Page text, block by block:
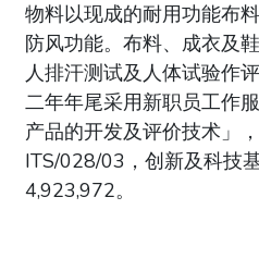
物料以现成的耐用功能布
防风功能。布料、成衣及
人排汗测试及人体试验作
二年年尾采用新职员工作
产品的开发及评价技术」
ITS/028/03，创新及科技
4,923,972。